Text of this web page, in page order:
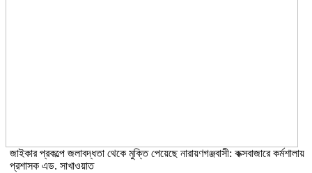
জাইকার প্রকল্পে জলাবদ্ধতা থেকে মুক্তি পেয়েছে নারায়ণগঞ্জবাসী: কক্সবাজারে কর্মশালায়
প্রশাসক এড. সাখাওয়াত